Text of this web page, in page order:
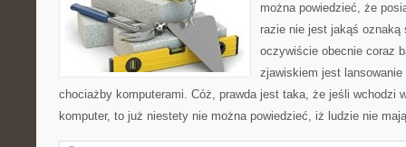
można powiedzieć, że
razie nie jest jakąś oznaką
oczywiście obecnie coraz
zjawiskiem jest
chociażby komputerami. Cóż, prawda jest taka, że jeśli wchodzi
komputer, to już niestety nie można powiedzieć, iż ludzie nie